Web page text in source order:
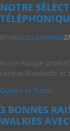
NOTRE
BY PRISCILLA RAMON
Notre équipe
casque Bluetooth et
Guides et Tutos
3 BONNES
WALKIES